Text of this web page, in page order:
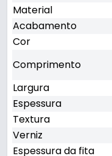
Material
Acabamento
Cor
Comprimento
Largura
Espessura
Textura
Verniz
Espessura da fita